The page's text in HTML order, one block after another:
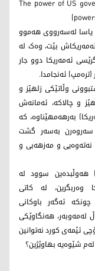
(The power of US
یاسا لەسەرووی هەموو
بێت، وەک لە
ئەمەریکا دوو جار
وڵاتێکی زلهێز و
و چالاکە، ئەمانەش
بەرهەمهێناوە، کە
سەروەرن بەسەر گشت
و نەتەوەیی و مەزهەبی و
هەوڵبدەین سوود لە
وەربگرین، لە کاتی
ئەگەر باوکانی
ئەمه‌ریکا توانیبێتیان زیاتر لە 200 ساڵ لەمەوبەر، هەنگاوێکی
ئێمەی کورد نەتوانین
شێوەیە بهاوێژین؟